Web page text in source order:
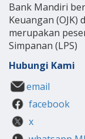
Bank Mandiri
Keuangan (OJK)
merupakan
Simpanan (LPS)
Hubungi Kami
email
facebook
x